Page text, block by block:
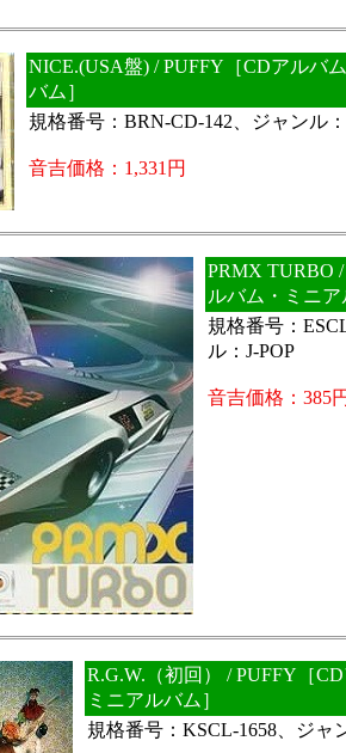
NICE.(USA盤) / PUFFY［CDアルバ
バム］
規格番号：BRN-CD-142、ジャンル：
音吉価格：1,331円
PRMX TURBO
ルバム・ミニ
規格番号：
ル：J-POP
音吉価格：385
R.G.W.（初回） / PUFFY［
ミニアルバム］
規格番号：KSCL-1658、ジャ